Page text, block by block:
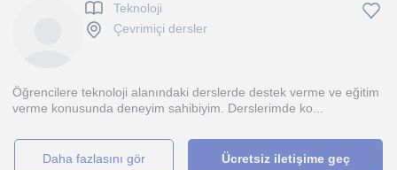
Teknoloji
Çevrimiçi dersler
Öğrencilere teknoloji alanındaki derslerde destek verme ve eğitim
verme konusunda deneyim sahibiyim. Derslerimde ko...
daha fazlasını gör Ücretsiz iletişime geç